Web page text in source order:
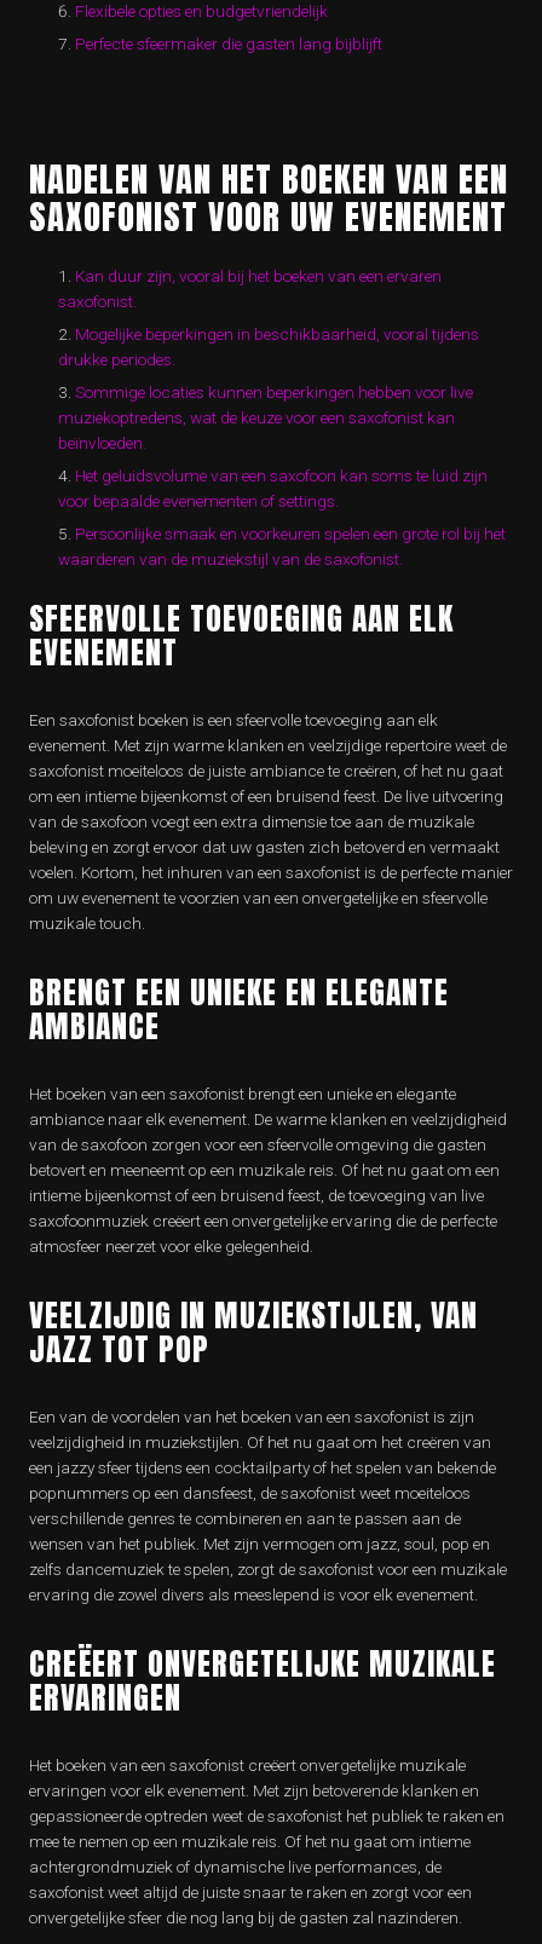
Flexibele opties en budgetvriendelijk
Perfecte sfeermaker die gasten lang bijblijft
NADELEN VAN HET BOEKEN VAN EEN
SAXOFONIST VOOR UW EVENEMENT
Kan duur zijn, vooral bij het boeken van een ervaren
saxofonist.
Mogelijke beperkingen in beschikbaarheid, vooral tijdens
drukke periodes.
Sommige locaties kunnen beperkingen hebben voor live
muziekoptredens, wat de keuze voor een saxofonist kan
beïnvloeden.
Het geluidsvolume van een saxofoon kan soms te luid zijn
voor bepaalde evenementen of settings.
Persoonlijke smaak en voorkeuren spelen een grote rol bij het
waarderen van de muziekstijl van de saxofonist.
SFEERVOLLE TOEVOEGING AAN ELK
EVENEMENT
Een saxofonist boeken is een sfeervolle toevoeging aan elk
evenement. Met zijn warme klanken en veelzijdige repertoire weet de
saxofonist moeiteloos de juiste ambiance te creëren, of het nu gaat
om een intieme bijeenkomst of een bruisend feest. De live uitvoering
van de saxofoon voegt een extra dimensie toe aan de muzikale
beleving en zorgt ervoor dat uw gasten zich betoverd en vermaakt
voelen. Kortom, het inhuren van een saxofonist is de perfecte manier
om uw evenement te voorzien van een onvergetelijke en sfeervolle
muzikale touch.
BRENGT EEN UNIEKE EN ELEGANTE
AMBIANCE
Het boeken van een saxofonist brengt een unieke en elegante
ambiance naar elk evenement. De warme klanken en veelzijdigheid
van de saxofoon zorgen voor een sfeervolle omgeving die gasten
betovert en meeneemt op een muzikale reis. Of het nu gaat om een
intieme bijeenkomst of een bruisend feest, de toevoeging van live
saxofoonmuziek creëert een onvergetelijke ervaring die de perfecte
atmosfeer neerzet voor elke gelegenheid.
VEELZIJDIG IN MUZIEKSTIJLEN, VAN
JAZZ TOT POP
Een van de voordelen van het boeken van een saxofonist is zijn
veelzijdigheid in muziekstijlen. Of het nu gaat om het creëren van
een jazzy sfeer tijdens een cocktailparty of het spelen van bekende
popnummers op een dansfeest, de saxofonist weet moeiteloos
verschillende genres te combineren en aan te passen aan de
wensen van het publiek. Met zijn vermogen om jazz, soul, pop en
zelfs dancemuziek te spelen, zorgt de saxofonist voor een muzikale
ervaring die zowel divers als meeslepend is voor elk evenement.
CREËERT ONVERGETELIJKE MUZIKALE
ERVARINGEN
Het boeken van een saxofonist creëert onvergetelijke muzikale
ervaringen voor elk evenement. Met zijn betoverende klanken en
gepassioneerde optreden weet de saxofonist het publiek te raken en
mee te nemen op een muzikale reis. Of het nu gaat om intieme
achtergrondmuziek of dynamische live performances, de
saxofonist weet altijd de juiste snaar te raken en zorgt voor een
onvergetelijke sfeer die nog lang bij de gasten zal nazinderen.